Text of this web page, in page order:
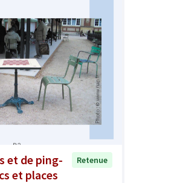
et de ping-
et places
Retenue